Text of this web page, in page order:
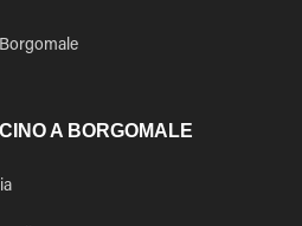
A BORGOMALE